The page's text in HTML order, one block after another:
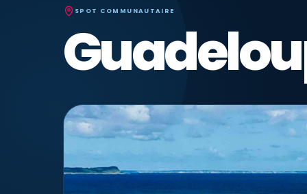
SPOT COMMUNAUTAIRE